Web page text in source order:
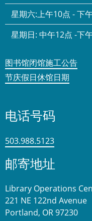
星期六:上午10点 - 下
星期日: 中午12点 -下
图书馆闭馆施工公告
节庆假日休馆日期
电话号码
503.988.5123
邮寄地址
Library Operations
221 NE 122nd Avenue
Portland, OR 97230